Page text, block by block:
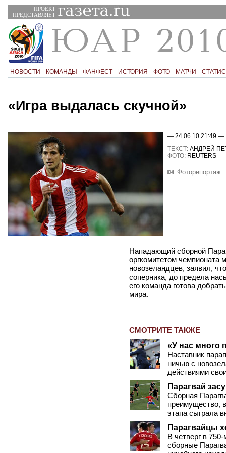
ПРОЕКТ
ПРЕДСТАВЛЯЕТ
НОВОСТИ КОМАНДЫ ФАНФЕСТ ИСТОРИЯ ФОТО МАТЧИ
«Игра выдалась скучной»
— 24.06.10 21:49 —
ТЕКСТ: АНДРЕЙ
ФОТО: REUTERS
Фоторепортаж
Нападающий сборной
оргкомитетом чемпионата
новозеландцев, заявил,
соперника, до предела
его команда готова
мира.
СМОТРИТЕ ТАКЖЕ
«У нас много
Наставник
ничью с
действиями
Парагвай
Сборная
преимущество,
этапа сыграла
Парагвайцы
В четверг в
сборные